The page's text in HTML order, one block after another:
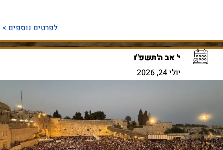
לפרטים נוספים >
י' אב ה'תשפ"ו
יולי 24, 2026